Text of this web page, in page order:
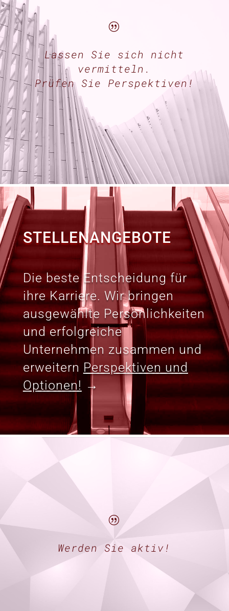
|
Lassen Sie sich nicht
vermitteln.
Prüfen Sie Perspektiven!
STELLENANGEBOTE
Die beste Entscheidung für
ihre Karriere. Wir bringen
ausgewählte Persönlichkeiten
und erfolgreiche
Unternehmen zusammen und
erweitern Perspektiven und
Optionen! →
|
Werden Sie aktiv!